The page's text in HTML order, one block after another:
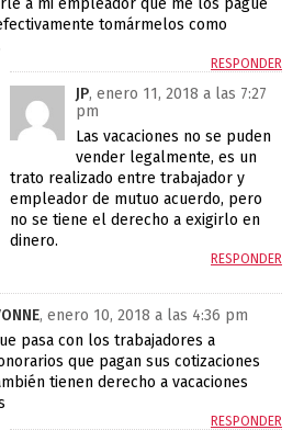
tomármelos como
RESPONDER
JP, enero 11, 2018 a las 7:27
pm
Las vacaciones no se puden
vender legalmente, es un
trato realizado entre trabajador y
empleador de mutuo acuerdo, pero
no se tiene el derecho a exigirlo en
dinero.
RESPONDER
, enero 10, 2018 a las 4:36 pm
pasa con los trabajadores a
que pagan sus cotizaciones
tienen derecho a vacaciones
RESPONDER